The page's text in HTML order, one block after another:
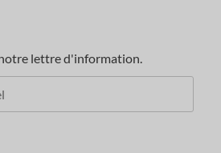
lettre d'information.